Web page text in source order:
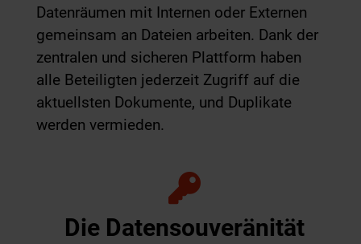
Datenräumen mit Internen oder Externen
gemeinsam an Dateien arbeiten. Dank der
zentralen und sicheren Plattform haben
alle Beteiligten jederzeit Zugriff auf die
aktuellsten Dokumente, und Duplikate
werden vermieden.
Die Datensouveränität